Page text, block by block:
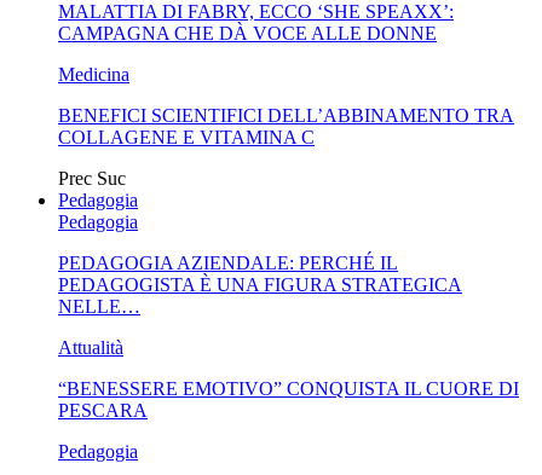
MALATTIA DI FABRY, ECCO ‘SHE SPEAXX’:
CAMPAGNA CHE DÀ VOCE ALLE DONNE
Medicina
BENEFICI SCIENTIFICI DELL’ABBINAMENTO TRA
COLLAGENE E VITAMINA C
Prec Suc
Pedagogia
Pedagogia
PEDAGOGIA AZIENDALE: PERCHÉ IL
PEDAGOGISTA È UNA FIGURA STRATEGICA
NELLE…
Attualità
“BENESSERE EMOTIVO” CONQUISTA IL CUORE DI
PESCARA
Pedagogia